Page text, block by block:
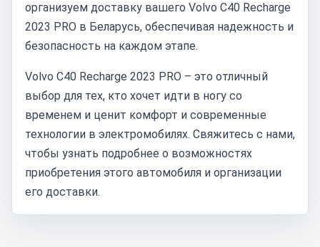
организуем доставку вашего Volvo C40 Recharge
2023 PRO в Беларусь, обеспечивая надежность и
безопасность на каждом этапе.
Volvo C40 Recharge 2023 PRO – это отличный
выбор для тех, кто хочет идти в ногу со
временем и ценит комфорт и современные
технологии в электромобилях. Свяжитесь с нами,
чтобы узнать подробнее о возможностях
приобретения этого автомобиля и организации
его доставки.